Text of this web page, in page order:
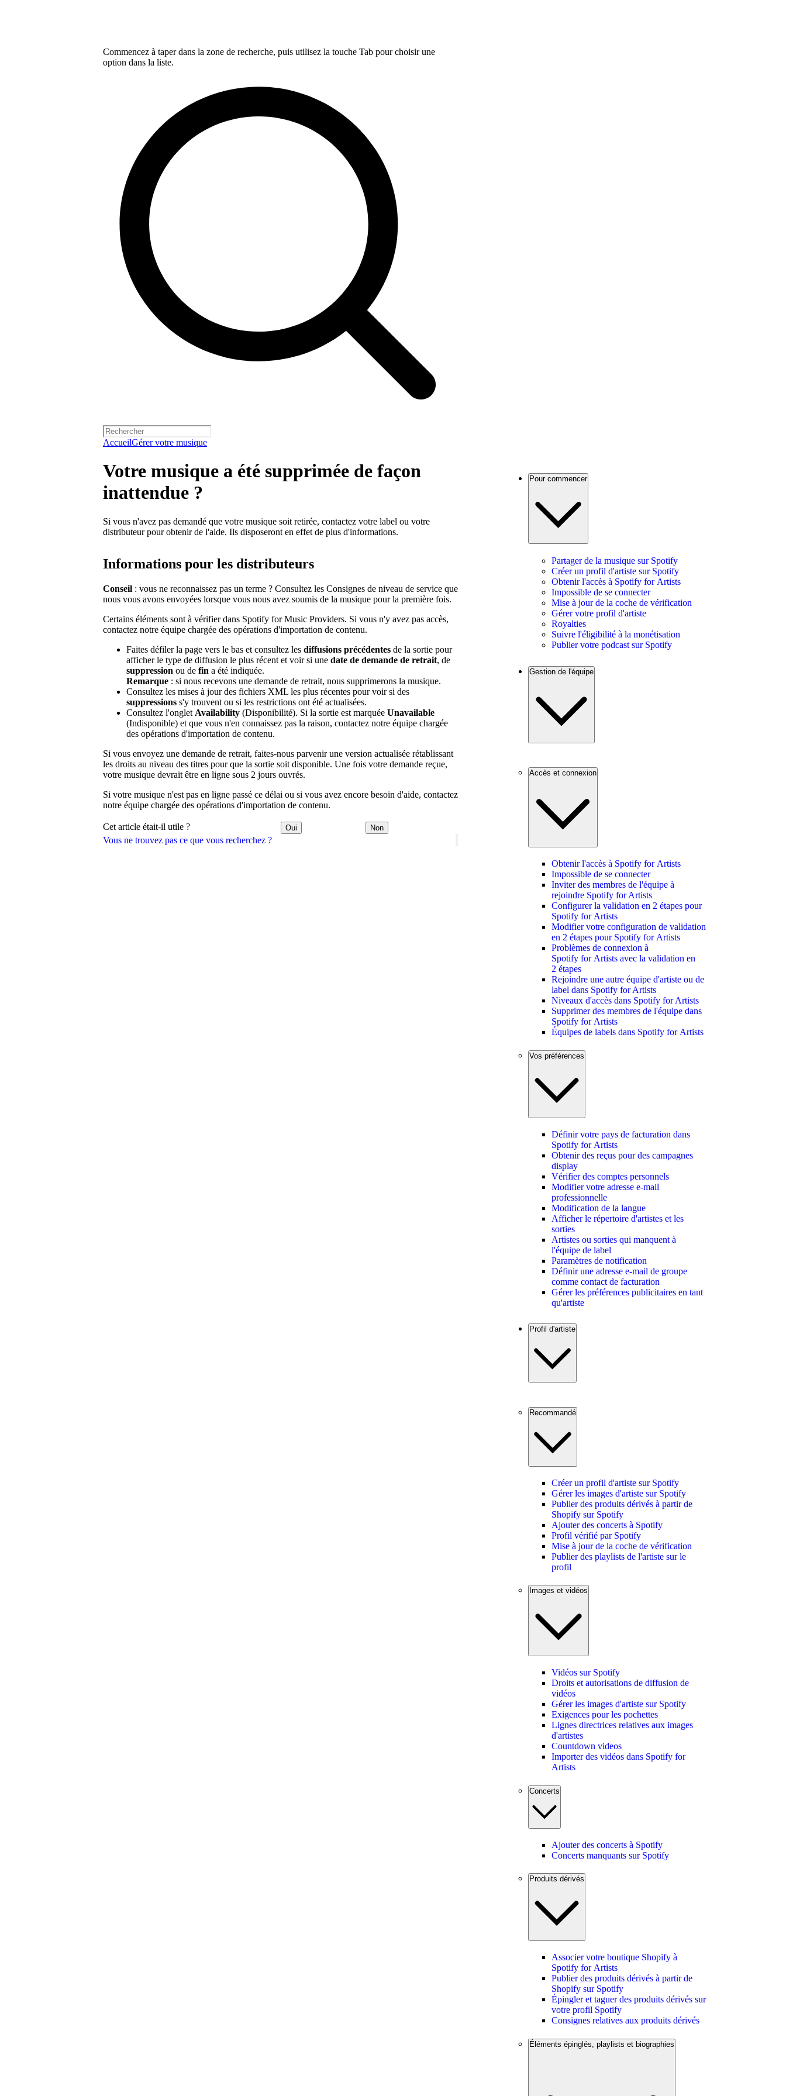
Commencez à taper dans la zone de recherche, puis utilisez la touche Tab pour choisir une
option dans la liste.
AccueilGérer votre musique
Vous ne trouvez pas ce que vous recherchez ?
Votre musique a été supprimée de façon
inattendue ?
Si vous n'avez pas demandé que votre musique soit retirée, contactez votre label ou votre
distributeur pour obtenir de l'aide. Ils disposeront en effet de plus d'informations.
Informations pour les distributeurs
Conseil : vous ne reconnaissez pas un terme ? Consultez les Consignes de niveau de service que
nous vous avons envoyées lorsque vous nous avez soumis de la musique pour la première fois.
Certains éléments sont à vérifier dans Spotify for Music Providers. Si vous n'y avez pas accès,
contactez notre équipe chargée des opérations d'importation de contenu.
Faites défiler la page vers le bas et consultez les diffusions précédentes de la sortie pour
afficher le type de diffusion le plus récent et voir si une date de demande de retrait, de
suppression ou de fin a été indiquée.
Remarque : si nous recevons une demande de retrait, nous supprimerons la musique.
Consultez les mises à jour des fichiers XML les plus récentes pour voir si des
suppressions s'y trouvent ou si les restrictions ont été actualisées.
Consultez l'onglet Availability (Disponibilité). Si la sortie est marquée Unavailable
(Indisponible) et que vous n'en connaissez pas la raison, contactez notre équipe chargée
des opérations d'importation de contenu.
Si vous envoyez une demande de retrait, faites-nous parvenir une version actualisée rétablissant
les droits au niveau des titres pour que la sortie soit disponible. Une fois votre demande reçue,
votre musique devrait être en ligne sous 2 jours ouvrés.
Si votre musique n'est pas en ligne passé ce délai ou si vous avez encore besoin d'aide, contactez
notre équipe chargée des opérations d'importation de contenu.
Cet article était-il utile ? Oui Non
Pour commencer
Partager de la musique sur Spotify
Créer un profil d'artiste sur Spotify
Obtenir l'accès à Spotify for Artists
Impossible de se connecter
Mise à jour de la coche de vérification
Gérer votre profil d'artiste
Royalties
Suivre l'éligibilité à la monétisation
Publier votre podcast sur Spotify
Gestion de l'équipe
Accès et connexion
Obtenir l'accès à Spotify for Artists
Impossible de se connecter
Inviter des membres de l'équipe à
rejoindre Spotify for Artists
Configurer la validation en 2 étapes pour
Spotify for Artists
Modifier votre configuration de validation
en 2 étapes pour Spotify for Artists
Problèmes de connexion à
Spotify for Artists avec la validation en
2 étapes
Rejoindre une autre équipe d'artiste ou de
label dans Spotify for Artists
Niveaux d'accès dans Spotify for Artists
Supprimer des membres de l'équipe dans
Spotify for Artists
Équipes de labels dans Spotify for Artists
Vos préférences
Définir votre pays de facturation dans
Spotify for Artists
Obtenir des reçus pour des campagnes
display
Vérifier des comptes personnels
Modifier votre adresse e-mail
professionnelle
Modification de la langue
Afficher le répertoire d'artistes et les
sorties
Artistes ou sorties qui manquent à
l'équipe de label
Paramètres de notification
Définir une adresse e-mail de groupe
comme contact de facturation
Gérer les préférences publicitaires en tant
qu'artiste
Profil d'artiste
Recommandé
Créer un profil d'artiste sur Spotify
Gérer les images d'artiste sur Spotify
Publier des produits dérivés à partir de
Shopify sur Spotify
Ajouter des concerts à Spotify
Profil vérifié par Spotify
Mise à jour de la coche de vérification
Publier des playlists de l'artiste sur le
profil
Images et vidéos
Vidéos sur Spotify
Droits et autorisations de diffusion de
vidéos
Gérer les images d'artiste sur Spotify
Exigences pour les pochettes
Lignes directrices relatives aux images
d'artistes
Countdown videos
Importer des vidéos dans Spotify for
Artists
Concerts
Ajouter des concerts à Spotify
Concerts manquants sur Spotify
Produits dérivés
Associer votre boutique Shopify à
Spotify for Artists
Publier des produits dérivés à partir de
Shopify sur Spotify
Épingler et taguer des produits dérivés sur
votre profil Spotify
Consignes relatives aux produits dérivés
Éléments épinglés, playlists et biographies